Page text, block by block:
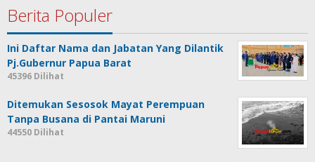
Berita Populer
Ini Daftar Nama dan Jabatan Yang Dilantik
Pj.Gubernur Papua Barat
45396 Dilihat
Ditemukan Sesosok Mayat Perempuan
Tanpa Busana di Pantai Maruni
44550 Dilihat